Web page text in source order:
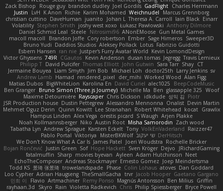
Zack Bishop
Rouge guy brandon dudley Joel Gordils GadFlight Charles Herrmann
Justin
LvH K Anon Richie Karim Mohamed Weichnudel
Marcus Grennborg
christian cuttino DaveHuman juanito Johan L Theresa A. Carroll Iain Black Einarr
Volatility Stephen Smith joshy west xoxo Łukasz Pawłowski Anthony Dilmore
Daniel Schmid Leal Steele Nitrosimi96 ANonEMoose Gun Metal Games
macoll macoll
Brandon Joffe Cory robertson Ember Sage Himeros Sweeper3D
Bruno Yudi Daddios Studios Aleksey Pollack Lotus Fabrizio Guidotti
Esbern Hansen ran nie Justper's Furry Avatar World Kevin LomondDesign
Victor Ghyssens 749R CGautos Kevin Anderson dusan tomas Jegregg Travis Lemieux
Philipp T David Pulcifer Thomas Elliott John Gutwin Sara Tarr Shay CT
Jermaine Bouyea Liam Smyth Jim Bob Michael Loh doctor25th Larry Jenkins sv
Andrew Lamb Hamad rendered_pixel der_mihi Worked Wood Alan Figg
Matias Dubos BigWhiteLion Karolina En David Curiel alec1025
BeepCodeMusic
Ben Granger Bruno Simon (Three.js Journey) Michelle Ma Ben glassapple 325 Woof
Maxime Detournière Rayscaper Chris Dickson idkdude 성익 김 Piotr
JSR Production house Dustin Pettegrew Alessandro Mennonna Onalist Devin Martin
Mehmet Oguz Derin
Quinn Kowitt Lee Stranahan Robert Whitehead kocat Grawlix
Hampus Linden Alex Vega orestis picard S Waugh Arjen Plakke
Noah Kollmannsberger Niko Austin Root Misha Samorodin Zach wood
Tabatha Lyn Andrew Sprague Karsten Eckelt Tony VolkEnVaderland Raizzer47
Pablo Portal Viktoriya MisterBKWolf שי יעקוב DerHitsch
We Don't Know What A Car Is James Patel Joeri Woudstra Rochelle Bricker
Bojan Rončević Justin Green Sof Hope Hackett Sven Kröger Dejvo
JRichardGaming
fatalmuffin Sharp movies byevan Ayleen Adam Hutchinson Neet
EchoTheComposer Andreas Stockmayer Ernesto Gomez Joep Meindertsma
Todd KS 景琦 张景琦 trowelandspade Phase Colin Lohaus atoves Dan Goddard
Loo Cypher Adrian Haugseng TheSmallGacha trvr Jacob Hooper Gaetano Gargano
민희 이
Flavio Artmachiner Remy Ponso Magnús Antonsson Ben Milius Griffin
rayhaan.3d
Skyro Rain Violetta Radkevich Chris Philip Spiessberger Bryce Powell